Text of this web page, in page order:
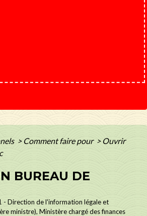
> Comment faire pour > Ouvrir
BUREAU DE
- Direction de l'information légale et
ministre), Ministère chargé des finances